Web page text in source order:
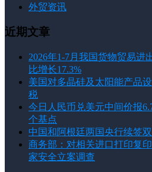
外贸资讯
近期文章
2026年1-7月我国货物贸易进
比增长17.3%
美国对多晶硅及太阳能产品
税
今日人民币兑美元中间价报
个基点
中国和阿根廷两国央行续签
商务部：对相关进口打印复
家安全立案调查